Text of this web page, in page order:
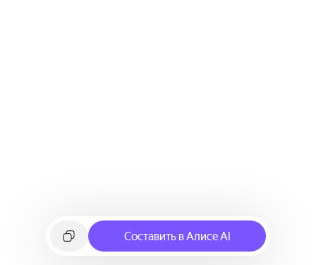
Составить в Алисе AI